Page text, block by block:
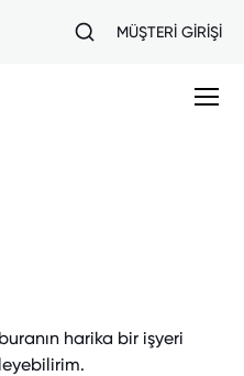
MÜŞTERİ GİRİŞİ
harika bir işyeri